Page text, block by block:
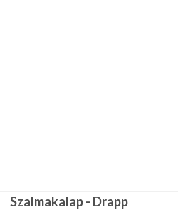
Szalmakalap - Drapp